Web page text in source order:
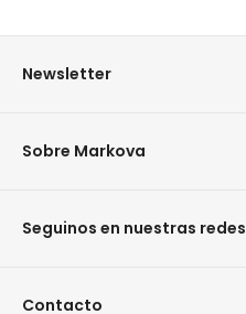
Newsletter
Sobre Markova
Seguinos en nuestras redes
Contacto